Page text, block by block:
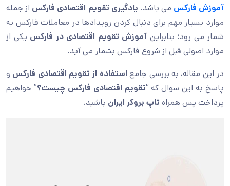
آموزش فارکس می باشد. یادگیری تقویم اقتصادی فارکس از جمله
موارد بسیار مهم برای دنبال کردن رویدادها در معاملات فارکس به
شمار می رود؛ بنابراین آموزش تقویم اقتصادی در فارکس یکی از
موارد اصولی قبل از شروع فارکس بشمار می آید.
در این مقاله، به بررسی جامع استفاده از تقویم اقتصادی فارکس و
پاسخ به این سوال که “تقویم اقتصادی فارکس چیست؟” خواهیم
پرداخت پس همراه تاپ بروکر ایران باشید.